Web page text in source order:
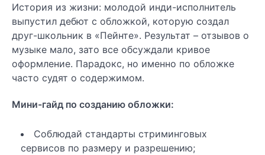
История из жизни: молодой инди-исполнитель
выпустил дебют с обложкой, которую создал
друг-школьник в «Пейнте». Результат – отзывов о
музыке мало, зато все обсуждали кривое
оформление. Парадокс, но именно по обложке
часто судят о содержимом.
Мини-гайд по созданию обложки:
Соблюдай стандарты стриминговых
сервисов по размеру и разрешению;